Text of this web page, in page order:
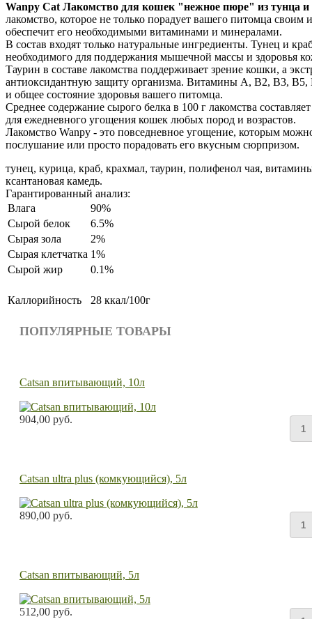
Wanpy Cat Лакомство для кошек "нежное пюре" из тунца и
лакомство, которое не только порадует вашего питомца
обеспечит его необходимыми витаминами и минералами.
В состав входят только натуральные ингредиенты. Тунец и
необходимого для поддержания мышечной массы и здоровья
Таурин в составе лакомства поддерживает зрение кошки, а
антиоксидантную защиту организма. Витамины A, B2, B3,
и общее состояние здоровья вашего питомца.
Среднее содержание сырого белка в 100 г лакомства
для ежедневного угощения кошек любых пород и возрастов.
Лакомство Wanpy - это повседневное угощение, которым
послушание или просто порадовать его вкусным сюрпризом.
тунец, курица, краб, крахмал, таурин, полифенол чая,
ксантановая камедь.
Гарантированный анализ:
Влага
90%
Сырой белок
6.5%
Сырая зола
2%
Сырая клетчатка 1%
Сырой жир
0.1%
Каллорийность 28 ккал/100г
ПОПУЛЯРНЫЕ ТОВАРЫ
Catsan впитывающий, 10л
904,00 руб.
Catsan ultra plus (комкующийся), 5л
890,00 руб.
Catsan впитывающий, 5л
512,00 руб.